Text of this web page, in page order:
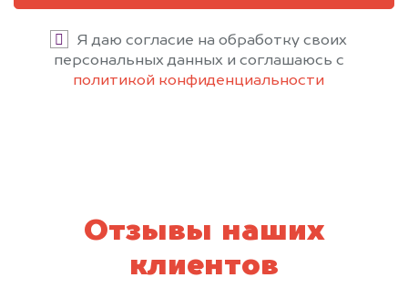
Я даю согласие на обработку своих
персональных данных и соглашаюсь с
политикой конфиденциальности
Отзывы наших
клиентов